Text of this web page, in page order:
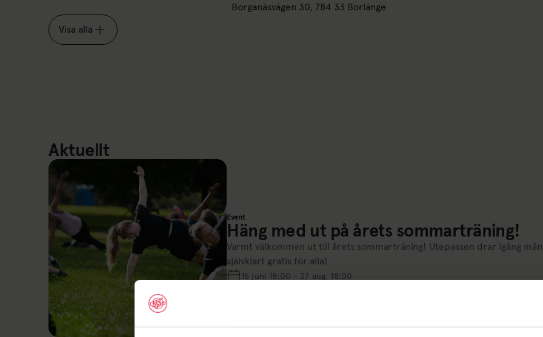
Borganäsvägen 30, 784 33 Borlänge
Visa alla
Aktuellt
Event
Häng med ut på årets sommarträning!
Varmt välkommen ut till årets sommarträning! Utepassen drar igång
självklart gratis för alla!
15 juni 18:00 - 27 aug. 18:00